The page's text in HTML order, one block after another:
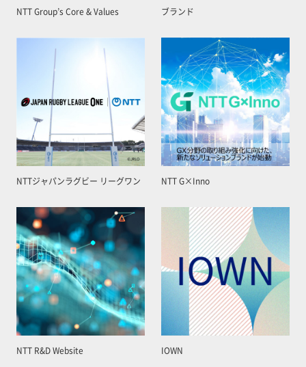
NTT Group’s Core & Values ブランド
NTTジャパンラグビー リーグワン NTT G×Inno
NTT R&D Website IOWN